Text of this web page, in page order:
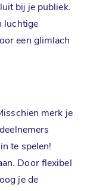
bij je publiek.
luchtige
een glimlach
merk je
te spelen!
Door flexibel
je de